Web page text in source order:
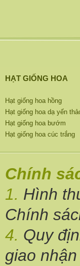
HẠT GIỐNG HOA
Hạt giống hoa hồng
Hạt giống hoa dạ yến
Hạt giống hoa bướm
Hạt giống hoa cúc trắng
Chính
1. Hình
Chính
4. Quy
giao nhận